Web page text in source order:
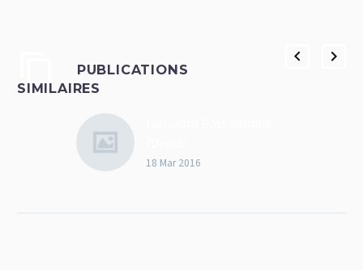
PUBLICATIONS
SIMILAIRES
18 Mar 2016